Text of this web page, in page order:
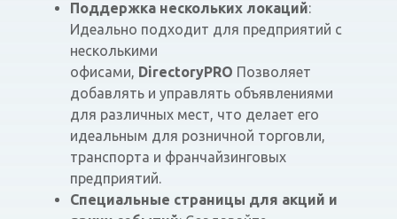
Поддержка нескольких локаций:
Идеально подходит для предприятий с
несколькими
офисами, DirectoryPRO Позволяет
добавлять и управлять объявлениями
для различных мест, что делает его
идеальным для розничной торговли,
транспорта и франчайзинговых
предприятий.
Специальные страницы для акций и